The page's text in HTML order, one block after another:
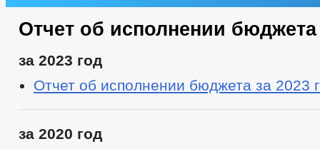
Отчет об исполнении бюджета
за 2023 год
Отчет об исполнении бюджета за 2023
за 2020 год